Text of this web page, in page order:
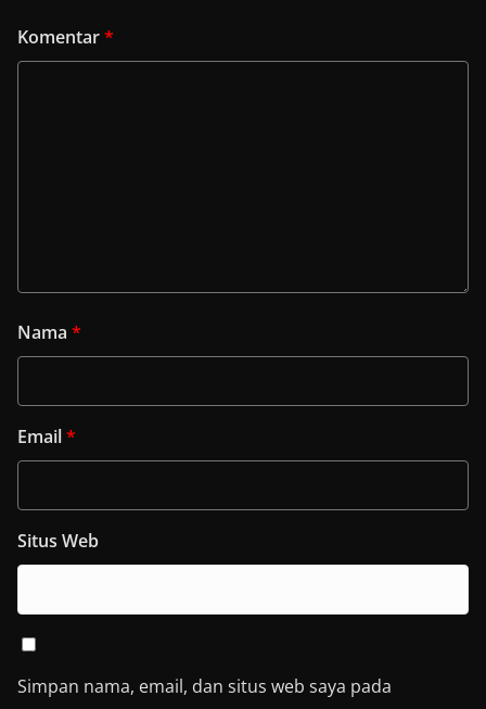
Komentar*
Nama *
Email*
Situs Web
Simpan nama, email, dan situs web saya pada